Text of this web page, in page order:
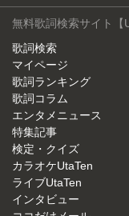
無料歌詞検索サイト【
歌詞検索
マイページ
歌詞ランキング
歌詞コラム
エンタメニュース
特集記事
検定・クイズ
カラオケUtaTen
ライブUtaTen
インタビュー